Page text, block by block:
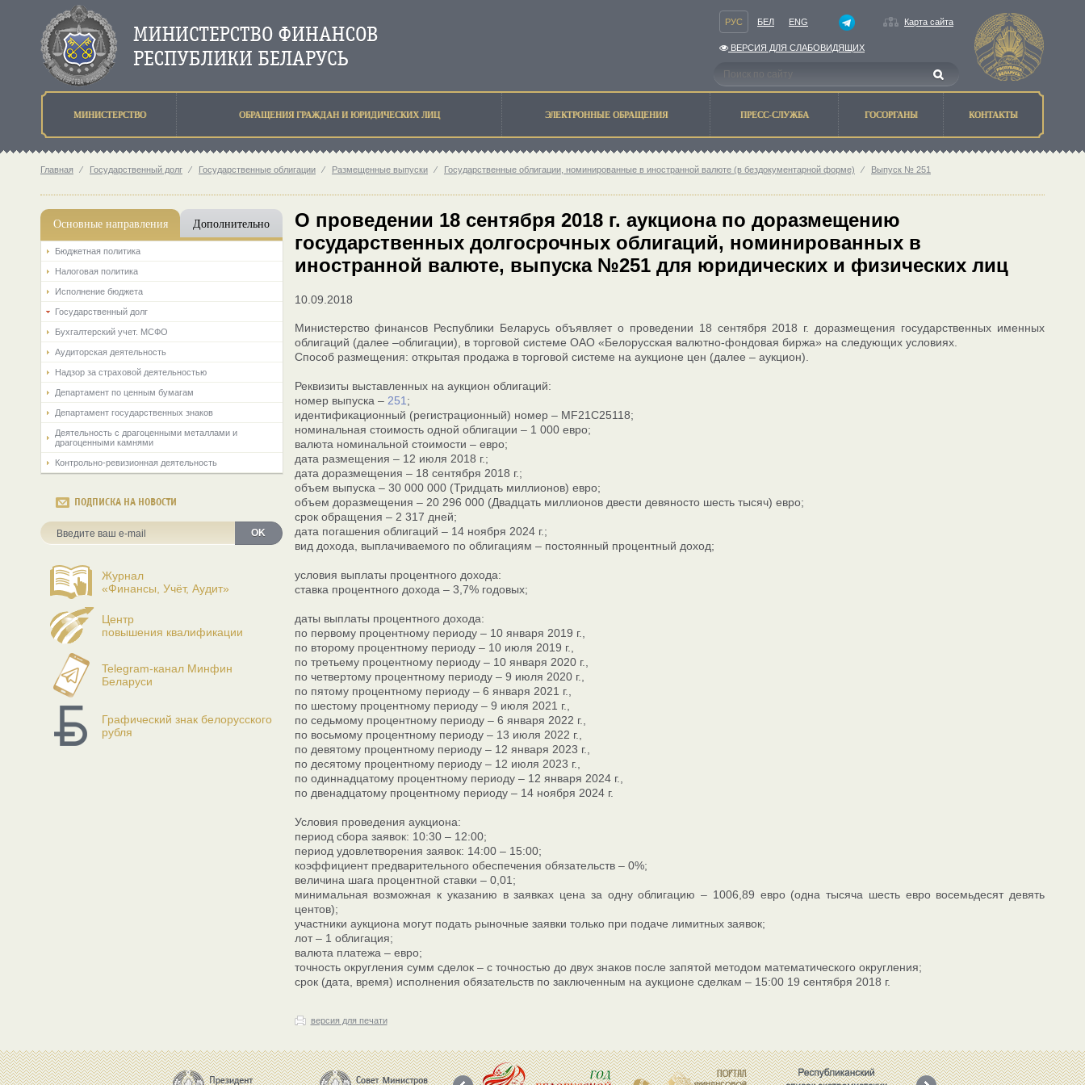
РУС БЕЛ ENG Карта сайта
ВЕРСИЯ ДЛЯ СЛАБОВИДЯЩИХ
МИНИСТЕРСТВО ОБРАЩЕНИЯ ГРАЖДАН И ЮРИДИЧЕСКИХ ЛИЦ ЭЛЕКТРОННЫЕ ОБРАЩЕНИЯ ПРЕСС-СЛУЖБА ГОСОРГАНЫ КОНТАКТЫ
Главная ⁄ Государственный долг ⁄ Государственные облигации ⁄ Размещенные выпуски ⁄ Государственные облигации, номинированные в иностранной валюте (в бездокументарной форме) ⁄ Выпуск № 251
Основные направления Дополнительно
Бюджетная политика
Налоговая политика
Исполнение бюджета
Государственный долг
Бухгалтерский учет. МСФО
Аудиторская деятельность
Надзор за страховой деятельностью
Департамент по ценным бумагам
Департамент государственных знаков
Деятельность с драгоценными металлами и
драгоценными камнями
Контрольно-ревизионная деятельность
ПОДПИСКА НА НОВОСТИ
OK
Журнал
«Финансы, Учёт, Аудит»
Центр
повышения квалификации
Telegram-канал Минфин
Беларуси
Графический знак белорусского
рубля
О проведении 18 сентября 2018 г. аукциона по доразмещению
государственных долгосрочных облигаций, номинированных в
иностранной валюте, выпуска №251 для юридических и физических лиц
10.09.2018
Министерство финансов Республики Беларусь объявляет о проведении 18 сентября 2018 г. доразмещения государственных именных
облигаций (далее –облигации), в торговой системе ОАО «Белорусская валютно-фондовая биржа» на следующих условиях.
Способ размещения: открытая продажа в торговой системе на аукционе цен (далее – аукцион).
Реквизиты выставленных на аукцион облигаций:
номер выпуска – 251 ;
идентификационный (регистрационный) номер – MF21С25118;
номинальная стоимость одной облигации – 1 000 евро;
валюта номинальной стоимости – евро;
дата размещения – 12 июля 2018 г.;
дата доразмещения – 18 сентября 2018 г.;
объем выпуска – 30 000 000 (Тридцать миллионов) евро;
объем доразмещения – 20 296 000 (Двадцать миллионов двести девяносто шесть тысяч) евро;
срок обращения – 2 317 дней;
дата погашения облигаций – 14 ноября 2024 г.;
вид дохода, выплачиваемого по облигациям – постоянный процентный доход;
условия выплаты процентного дохода:
ставка процентного дохода – 3,7% годовых;
даты выплаты процентного дохода:
по первому процентному периоду – 10 января 2019 г.,
по второму процентному периоду – 10 июля 2019 г.,
по третьему процентному периоду – 10 января 2020 г.,
по четвертому процентному периоду – 9 июля 2020 г.,
по пятому процентному периоду – 6 января 2021 г.,
по шестому процентному периоду – 9 июля 2021 г.,
по седьмому процентному периоду – 6 января 2022 г.,
по восьмому процентному периоду – 13 июля 2022 г.,
по девятому процентному периоду – 12 января 2023 г.,
по десятому процентному периоду – 12 июля 2023 г.,
по одиннадцатому процентному периоду – 12 января 2024 г.,
по двенадцатому процентному периоду – 14 ноября 2024 г.
Условия проведения аукциона:
период сбора заявок: 10:30 – 12:00;
период удовлетворения заявок: 14:00 – 15:00;
коэффициент предварительного обеспечения обязательств – 0%;
величина шага процентной ставки – 0,01;
минимальная возможная к указанию в заявках цена за одну облигацию – 1006,89 евро (одна тысяча шесть евро восемьдесят девять
центов);
участники аукциона могут подать рыночные заявки только при подаче лимитных заявок;
лот – 1 облигация;
валюта платежа – евро;
точность округления сумм сделок – с точностью до двух знаков после запятой методом математического округления;
срок (дата, время) исполнения обязательств по заключенным на аукционе сделкам – 15:00 19 сентября 2018 г.
версия для печати